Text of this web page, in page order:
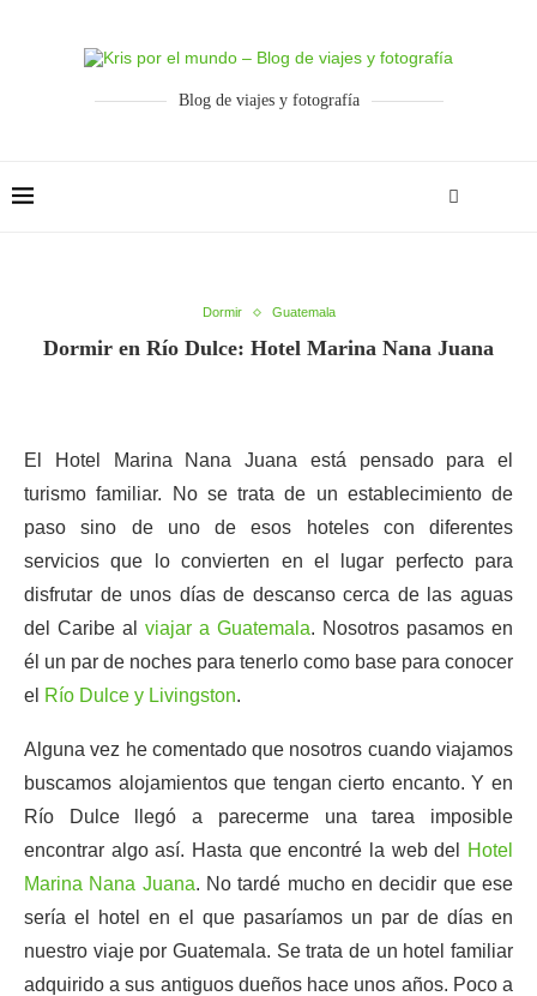
Blog de viajes y fotografía
Dormir Guatemala
Dormir en Río Dulce: Hotel Marina Nana Juana
El Hotel Marina Nana Juana está pensado para el
turismo familiar. No se trata de un establecimiento de
paso sino de uno de esos hoteles con diferentes
servicios que lo convierten en el lugar perfecto para
disfrutar de unos días de descanso cerca de las aguas
del Caribe al viajar a Guatemala. Nosotros pasamos en
él un par de noches para tenerlo como base para conocer
el Río Dulce y Livingston.
Alguna vez he comentado que nosotros cuando viajamos
buscamos alojamientos que tengan cierto encanto. Y en
Río Dulce llegó a parecerme una tarea imposible
encontrar algo así. Hasta que encontré la web del
Hotel
Marina Nana Juana. No tardé mucho en decidir que ese
sería el hotel en el que pasaríamos un par de días en
nuestro viaje por Guatemala. Se trata de un hotel familiar
adquirido a sus antiguos dueños hace unos años. Poco a